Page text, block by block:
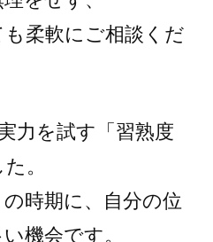
柔軟にご相談くだ
力を試す「習熟度
。
時期に、自分の位
機会です。